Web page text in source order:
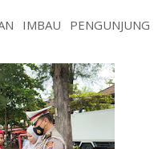
IMBAU PENGUNJUNG